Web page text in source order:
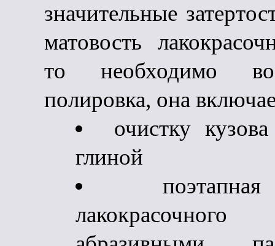
значительные
матовость
то необходимо
полировка, она
очистку
глиной